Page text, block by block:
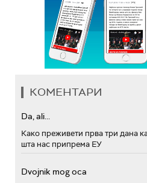
КОМЕНТАРИ
Da, ali...
Како преживети прва три дана
шта нас припрема ЕУ
Dvojnik mog oca